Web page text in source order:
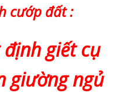
cướp đất :
giết cụ
giường ngủ